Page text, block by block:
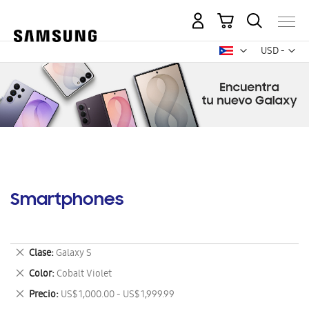
USD -
dólar
Mi carrito
Smartphones
Clase Galaxy S
Eliminar
este
artículo
Color Cobalt Violet
Eliminar
este
artículo
Precio US$ 1,000.00 - US$ 1,999.99
Eliminar